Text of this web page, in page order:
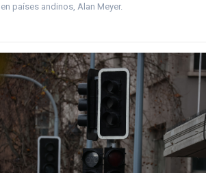
en países andinos, Alan Meyer.